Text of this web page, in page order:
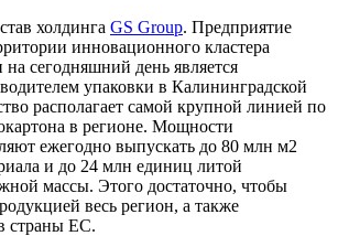
холдинга GS Group. Предприятие
инновационного кластера
на сегодняшний день является
упаковки в Калининградской
располагает самой крупной линией по
в регионе. Мощности
ежегодно выпускать до 80 млн м2
и до 24 млн единиц литой
массы. Этого достаточно, чтобы
весь регион, а также
страны ЕС.